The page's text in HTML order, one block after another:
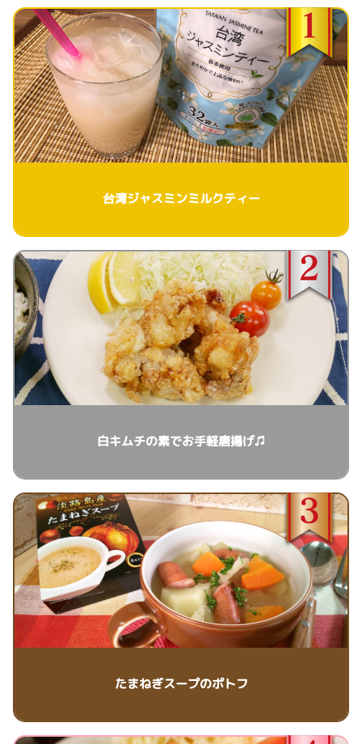
台湾ジャスミンミルクティー
白キムチの素でお手軽唐揚げ♫
たまねぎスープのポトフ